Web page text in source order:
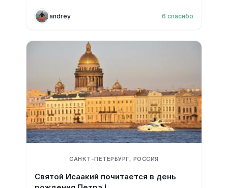
andrey 6 спасибо
САНКТ-ПЕТЕРБУРГ, РОССИЯ
Святой Исаакий почитается в день